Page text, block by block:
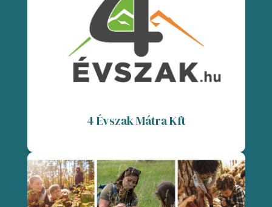
4 Évszak Mátra Kft